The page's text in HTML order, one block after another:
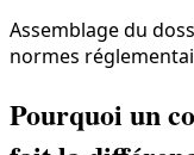
Assemblage du
normes
Pourquoi un